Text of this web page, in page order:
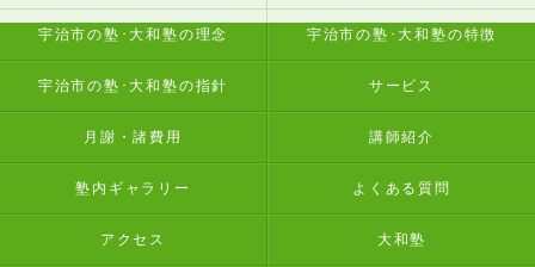
宇治市の塾･大和塾の理念 宇治市の塾･大和塾の特徴
宇治市の塾･大和塾の指針 サービス
月謝・諸費用 講師紹介
塾内ギャラリー よくある質問
アクセス 大和塾